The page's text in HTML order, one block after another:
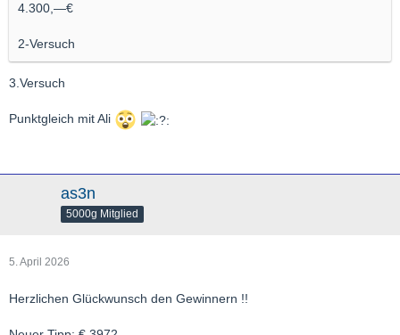
4.300,—€
2-Versuch
3.Versuch
Punktgleich mit Ali
as3n
5000g Mitglied
5. April 2026
Herzlichen Glückwunsch den Gewinnern !!